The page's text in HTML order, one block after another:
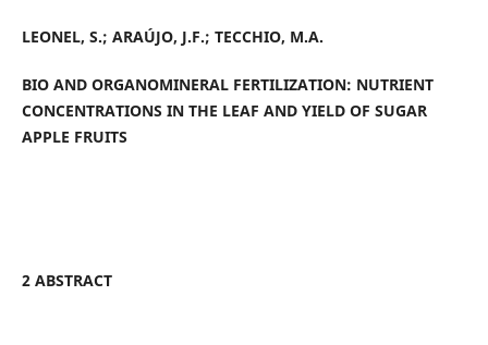
LEONEL, S.; ARAÚJO, J.F.; TECCHIO, M.A.
BIO AND ORGANOMINERAL FERTILIZATION: NUTRIENT
CONCENTRATIONS IN THE LEAF AND YIELD OF SUGAR
APPLE FRUITS
2 ABSTRACT